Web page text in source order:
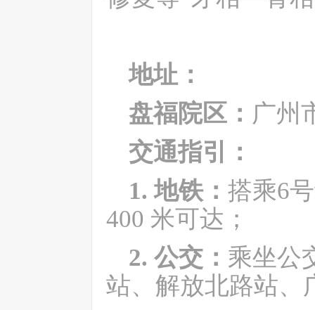
地址：
盘福院区： 广州
交通指引：
1. 地铁： 搭乘6
400 米可达；
2. 公交： 乘坐公
站、解放北路站、